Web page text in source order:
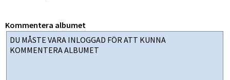
Kommentera albumet